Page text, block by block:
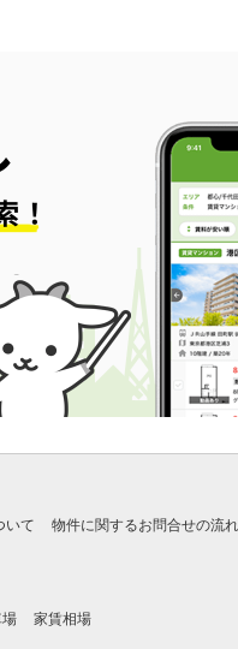
いて 物件に関するお問合せの流れ
家賃相場